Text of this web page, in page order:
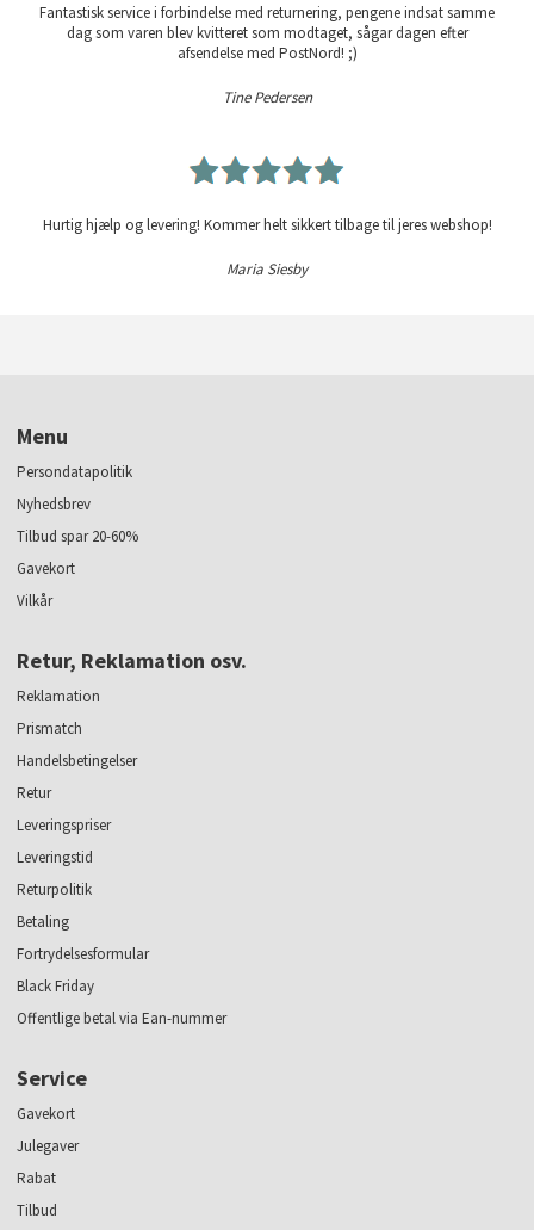
Fantastisk service i forbindelse med returnering, pengene indsat samme
dag som varen blev kvitteret som modtaget, sågar dagen efter
afsendelse med PostNord! ;)
Tine Pedersen
Hurtig hjælp og levering! Kommer helt sikkert tilbage til jeres webshop!
Maria Siesby
Menu
Persondatapolitik
Nyhedsbrev
Tilbud spar 20-60%
Gavekort
Vilkår
Retur, Reklamation osv.
Reklamation
Prismatch
Handelsbetingelser
Retur
Leveringspriser
Leveringstid
Returpolitik
Betaling
Fortrydelsesformular
Black Friday
Offentlige betal via Ean-nummer
Service
Gavekort
Julegaver
Rabat
Tilbud